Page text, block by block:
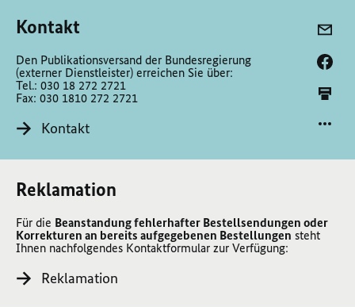
Kontakt
Den Publikationsversand der Bundesregierung
(externer Dienstleister) erreichen Sie über:
Tel.: 030 18 272 2721
Fax: 030 1810 272 2721
Kontakt
Reklamation
Für die Beanstandung fehlerhafter Bestellsendungen oder
Korrekturen an bereits aufgegebenen Bestellungen steht
Ihnen nachfolgendes Kontaktformular zur Verfügung:
Reklamation